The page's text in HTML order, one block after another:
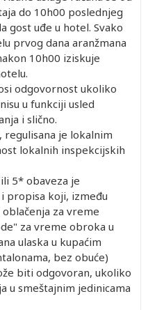
do 10h00 poslednjeg
gost uđe u hotel. Svako
prvog dana aranžmana
10h00 iziskuje
odgovornost ukoliko
u funkciji usled
i slično.
regulisana je lokalnim
lokalnih inspekcijskih
5* obaveza je
propisa koji, između
za vreme
za vreme obroka u
ulaska u kupaćim
bez obuće)
biti odgovoran, ukoliko
u smeštajnim jedinicama